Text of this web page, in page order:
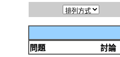
問題
討論